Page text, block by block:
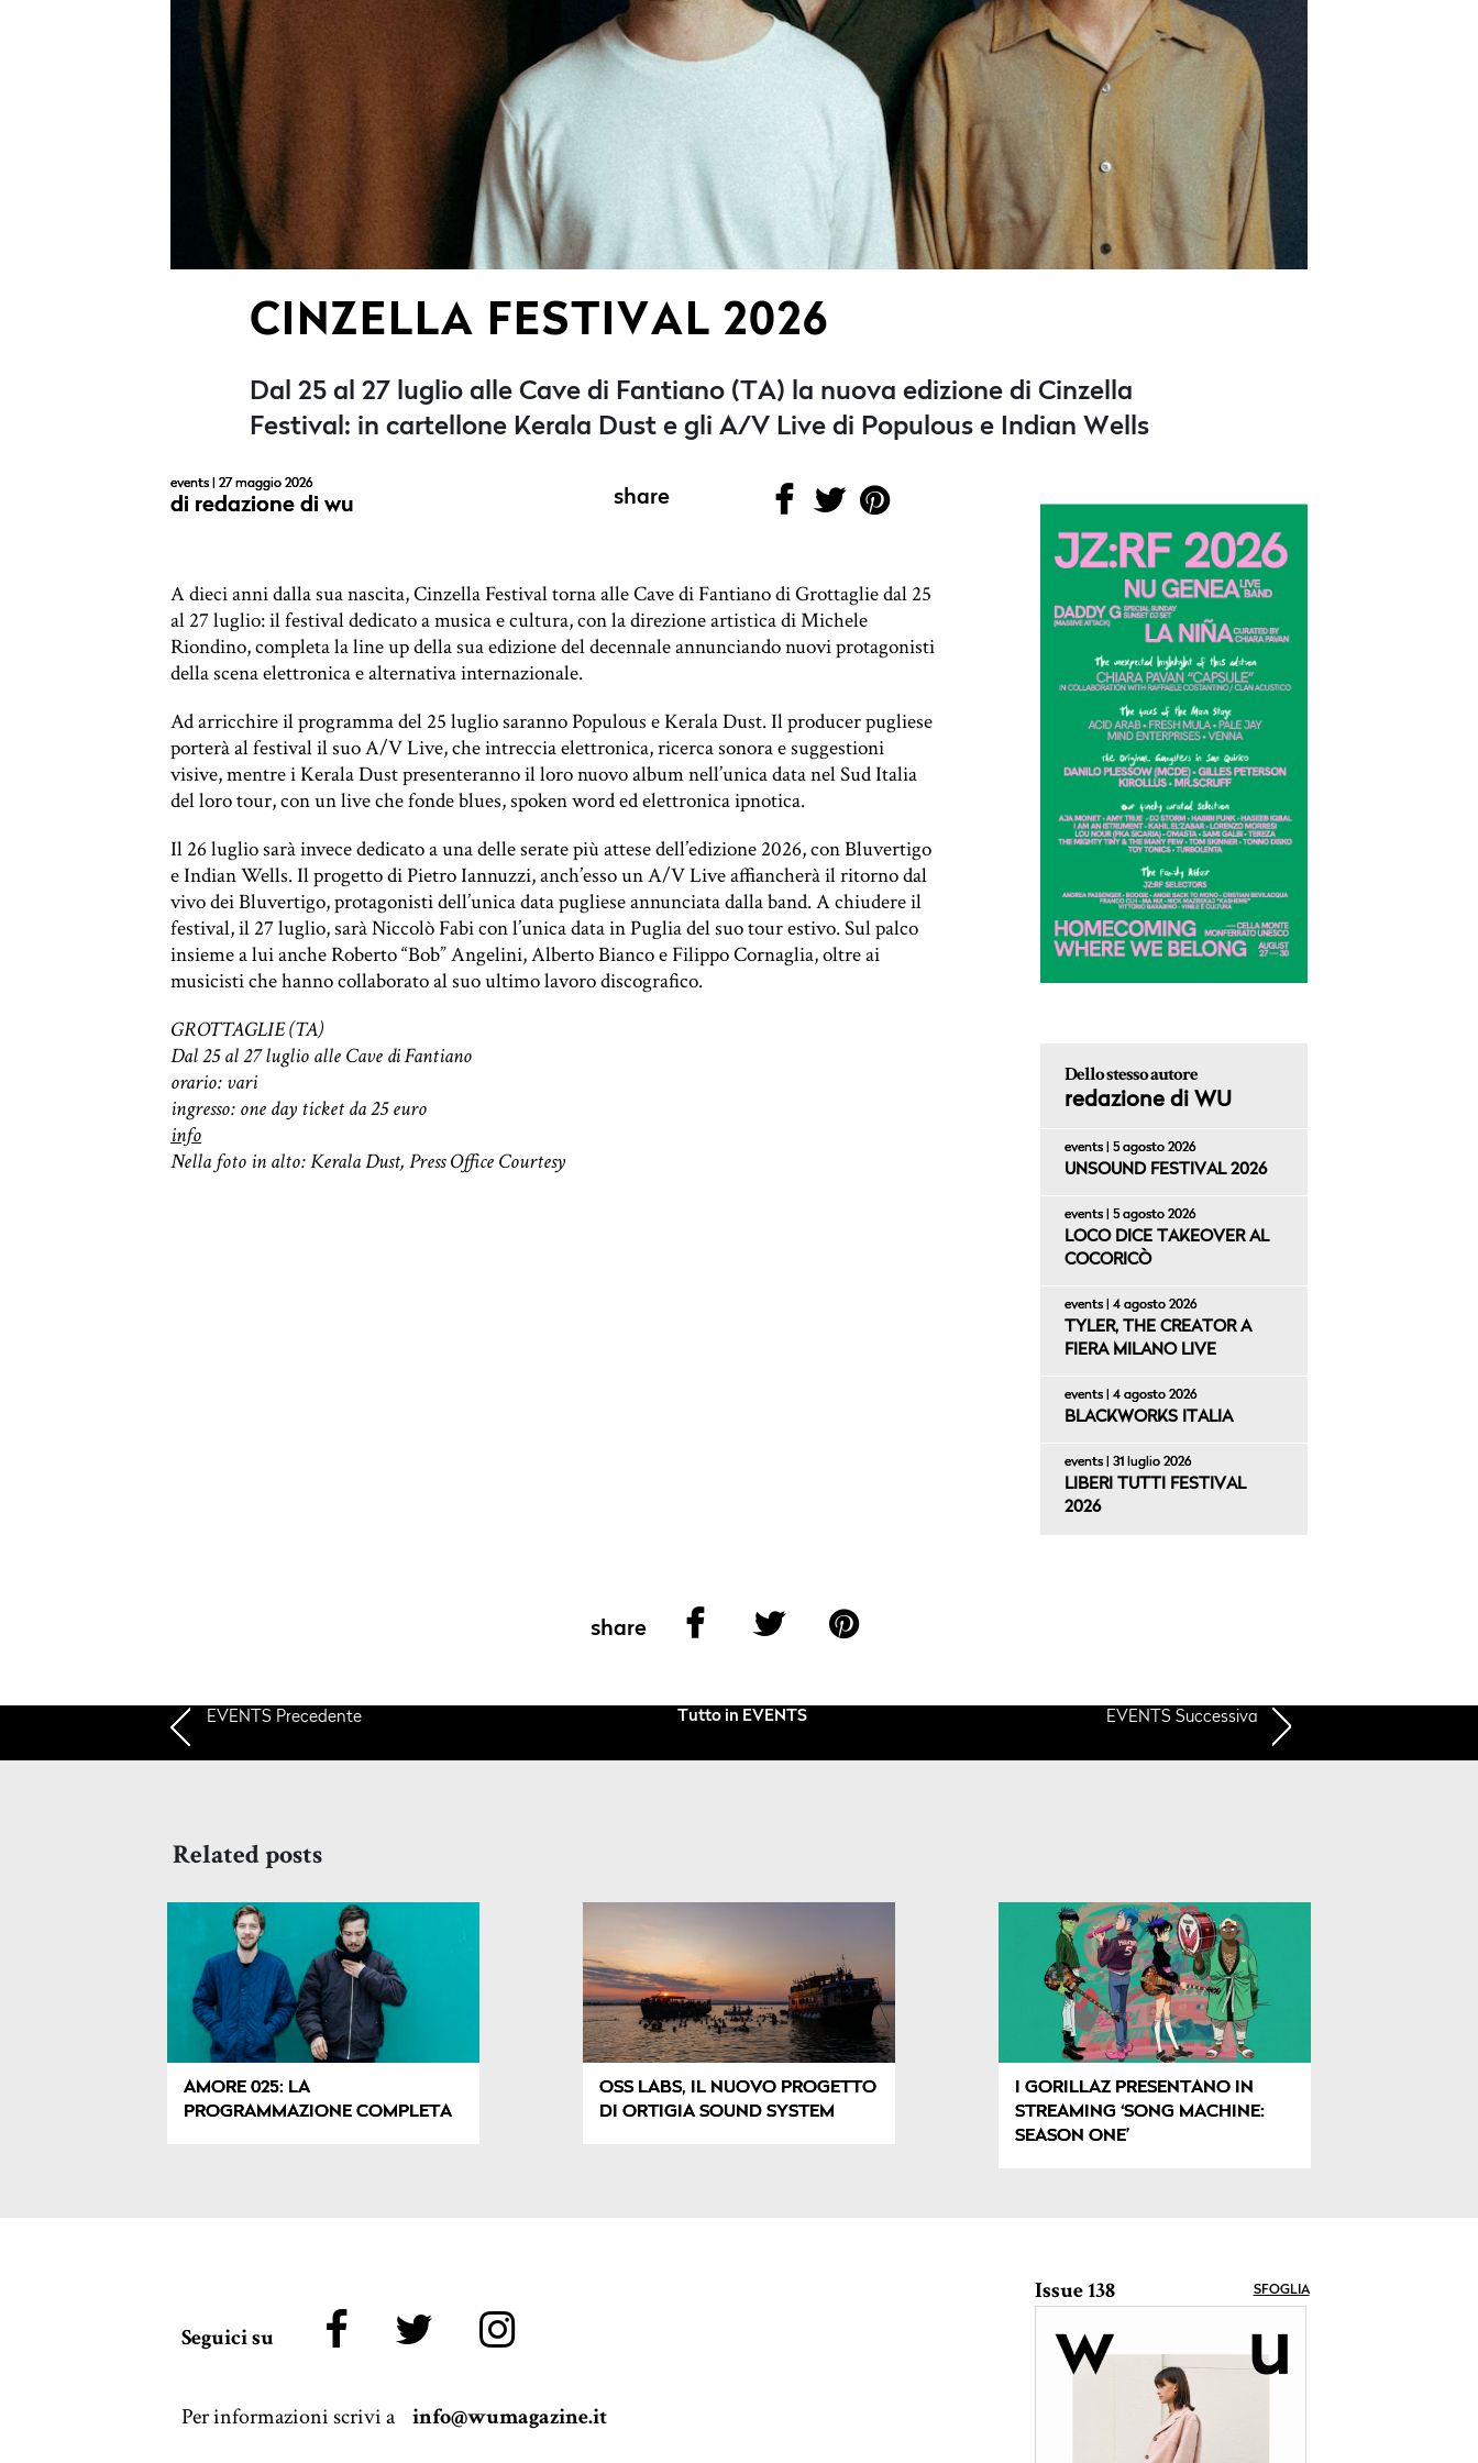
CINZELLA FESTIVAL 2026
Dal 25 al 27 luglio alle Cave di Fantiano (TA) la nuova edizione di Cinzella
Festival: in cartellone Kerala Dust e gli A/V Live di Populous e Indian Wells
events | 27 maggio 2026
di redazione di wu share
A dieci anni dalla sua nascita, Cinzella Festival torna alle Cave di Fantiano di Grottaglie dal 25
al 27 luglio: il festival dedicato a musica e cultura, con la direzione artistica di Michele
Riondino, completa la line up della sua edizione del decennale annunciando nuovi protagonisti
della scena elettronica e alternativa internazionale.
Ad arricchire il programma del 25 luglio saranno Populous e Kerala Dust. Il producer pugliese
porterà al festival il suo A/V Live, che intreccia elettronica, ricerca sonora e suggestioni
visive, mentre i Kerala Dust presenteranno il loro nuovo album nell’unica data nel Sud Italia
del loro tour, con un live che fonde blues, spoken word ed elettronica ipnotica.
Il 26 luglio sarà invece dedicato a una delle serate più attese dell’edizione 2026, con Bluvertigo
e Indian Wells. Il progetto di Pietro Iannuzzi, anch’esso un A/V Live affiancherà il ritorno dal
vivo dei Bluvertigo, protagonisti dell’unica data pugliese annunciata dalla band. A chiudere il
festival, il 27 luglio, sarà Niccolò Fabi con l’unica data in Puglia del suo tour estivo. Sul palco
insieme a lui anche Roberto “Bob” Angelini, Alberto Bianco e Filippo Cornaglia, oltre ai
musicisti che hanno collaborato al suo ultimo lavoro discografico.
GROTTAGLIE (TA)
Dal 25 al 27 luglio alle Cave di Fantiano
orario: vari
ingresso: one day ticket da 25 euro
info
Nella foto in alto: Kerala Dust, Press Office Courtesy
Dello stesso autore
redazione di WU
events | 5 agosto 2026
UNSOUND FESTIVAL 2026
events | 5 agosto 2026
LOCO DICE TAKEOVER AL
COCORICÒ
events | 4 agosto 2026
TYLER, THE CREATOR A
FIERA MILANO LIVE
events | 4 agosto 2026
BLACKWORKS ITALIA
events | 31 luglio 2026
LIBERI TUTTI FESTIVAL
2026
share
EVENTS Precedente Tutto in EVENTS EVENTS Successiva
Related posts
AMORE 025: LA
PROGRAMMAZIONE COMPLETA
OSS LABS, IL NUOVO PROGETTO
DI ORTIGIA SOUND SYSTEM
I GORILLAZ PRESENTANO IN
STREAMING ‘SONG MACHINE:
SEASON ONE’
Seguici su
Per informazioni scrivi a info@wumagazine.it
Issue 138 SFOGLIA